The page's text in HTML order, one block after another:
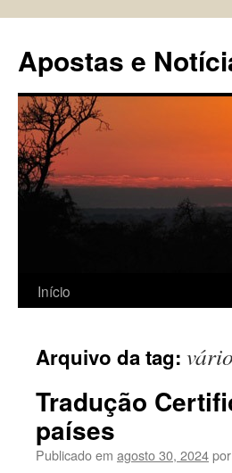
conteúdo
Apostas e
Início
Arquivo da tag:
Tradução
países
Publicado em agosto 30, 2024por